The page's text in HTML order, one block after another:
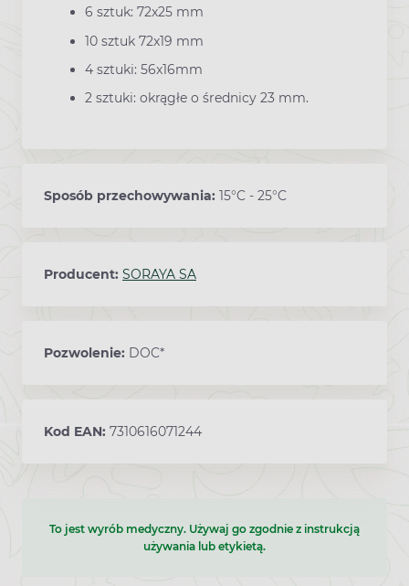
6 sztuk: 72x25 mm
10 sztuk 72x19 mm
4 sztuki: 56x16mm
2 sztuki: okrągłe o średnicy 23 mm.
Sposób przechowywania: 15°C - 25°C
Producent: SORAYA SA
Pozwolenie: DOC*
Kod EAN: 7310616071244
To jest wyrób medyczny. Używaj go zgodnie z instrukcją
używania lub etykietą.